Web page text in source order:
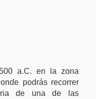
a.C. en la zona
podrás recorrer
de una de las